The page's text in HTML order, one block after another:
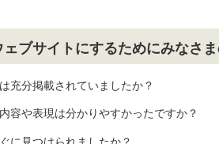
ェブサイトにするためにみなさ
充分掲載されていましたか？
容や表現は分かりやすかったですか？
に見つけられましたか？